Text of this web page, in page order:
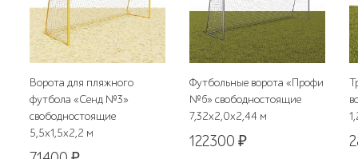
Ворота для пляжного
футбола «Сенд №3»
свободностоящие
5,5х1,5х2,2 м
Футбольные ворота «Профи
№6» свободностоящие
7,32х2,0х2,44 м
122300₽